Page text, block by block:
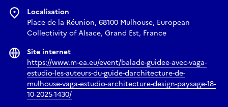
Localisation
Place de la Réunion, 68100 Mulhouse, European
Collectivity of Alsace, Grand Est, France
Site internet
https://www.m-ea.eu/event/balade-guidee-avec-vaga-
estudio-les-auteurs-du-guide-darchitecture-de-
mulhouse-vaga-estudio-architecture-design-paysage-18-
10-2025-1430/